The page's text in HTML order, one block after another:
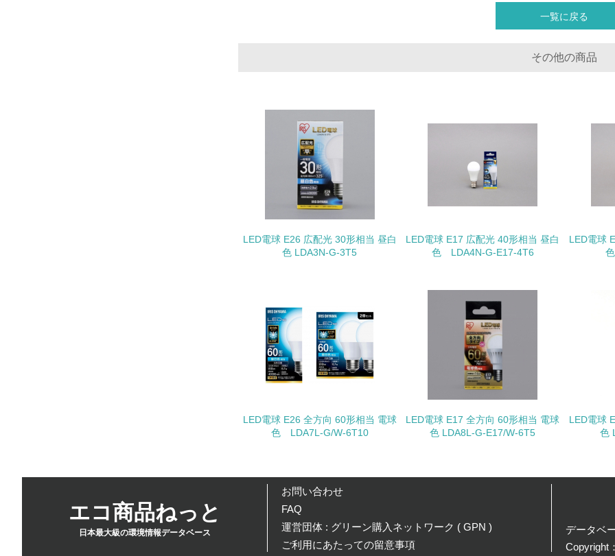
<L2> 購入している製品・サービスの量と種類を把握し、具体的
非該当（包装・物流を必要とする業務を行っていない）
<L1> 環境負荷ができるだけ小さい包装・梱包を行っている
<L2> 環境負荷ができるだけ小さい物流を行っている
化学物質
<L1> 化学物質の使用量及び外部（大気・水・土壌）への排出量
<L2> 化学物質の使用量及び外部への排出量を把握し、具体的な
20. <L2> 発生する廃棄物の量と種類を把握し、具体的な削減・リ
21.
購入、原材料のトレーサビリティの確認等）を行っている
一覧に戻る
その他の商品
LED電球 E26 広配光 30形相当 昼白
色 LDA3N-G-3T5
LED電球 E17 広配光 40形相当 昼白
色 LDA4N-G-E17-4T6
LED電球
LED電球 E26 全方向 60形相当 電球
色 LDA7L-G/W-6T10
LED電球 E17 全方向 60形相当 電球
色 LDA8L-G-E17/W-6T5
LED電球
色
エコ商品ねっと
日本最大級の環境情報データベース
お問い合わせ
FAQ
運営団体 : グリーン購入ネットワーク ( GPN )
ご利用にあたっての留意事項
データベ
Copyright